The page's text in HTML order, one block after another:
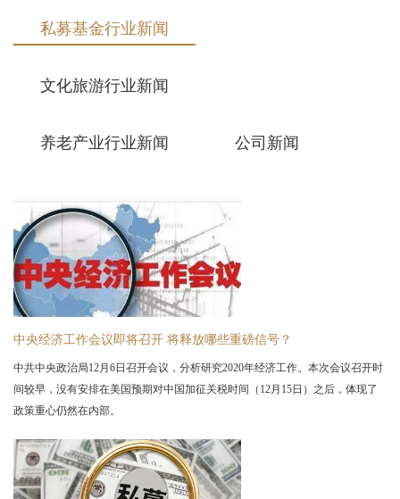
私募基金行业新闻
文化旅游行业新闻
养老产业行业新闻 公司新闻
中央经济工作会议即将召开 将释放哪些重磅信号？
中共中央政治局12月6日召开会议，分析研究2020年经济工作。本次会议召开时
间较早，没有安排在美国预期对中国加征关税时间（12月15日）之后，体现了
政策重心仍然在内部。